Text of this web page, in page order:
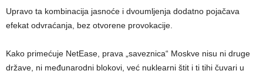
Upravo ta kombinacija jasnoće i dvoumljenja dodatno pojačava
efekat odvraćanja, bez otvorene provokacije.
Kako primećuje NetEase, prava „saveznica“ Moskve nisu ni druge
države, ni međunarodni blokovi, već nuklearni štit i ti tihi čuvari u